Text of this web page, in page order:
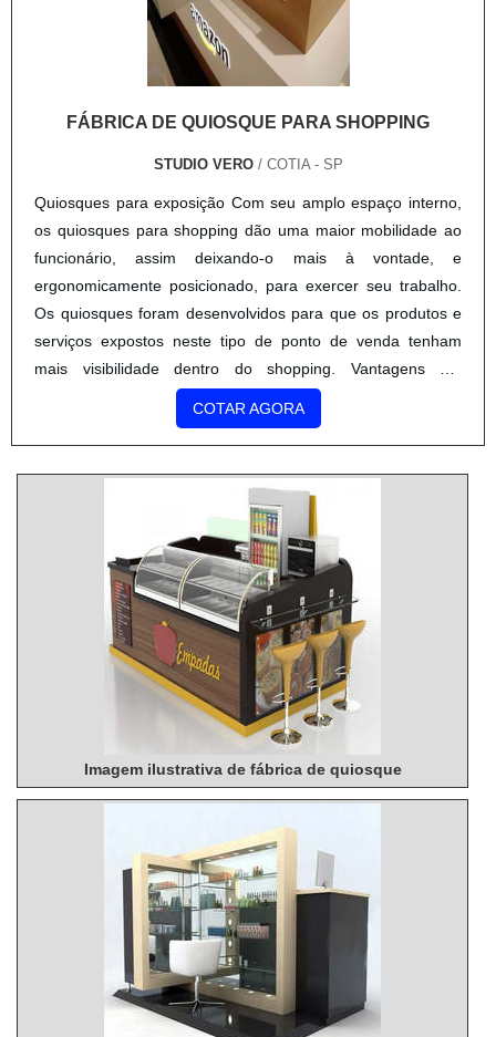
FÁBRICA DE QUIOSQUE PARA SHOPPING
STUDIO VERO / COTIA - SP
Quiosques para exposição Com seu amplo espaço interno,
os quiosques para shopping dão uma maior mobilidade ao
funcionário, assim deixando-o mais à vontade, e
ergonomicamente posicionado, para exercer seu trabalho.
Os quiosques foram desenvolvidos para que os produtos e
serviços expostos neste tipo de ponto de venda tenham
mais visibilidade dentro do shopping. Vantagens em
destaque Uma fábrica de quiosque para shopping de boa
COTAR AGORA
Imagem ilustrativa de fábrica de quiosque